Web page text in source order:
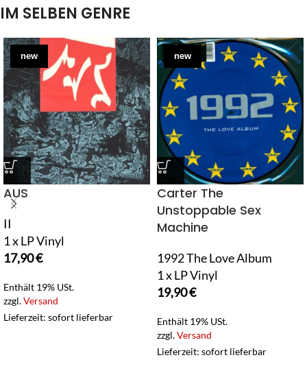
IM SELBEN GENRE
new
AUS
II
1 x LP Vinyl
17,90€
Enthält 19% USt.
zzgl.Versand
Lieferzeit: sofort lieferbar
new
Carter The
Unstoppable Sex
Machine
1992 The Love Album
1 x LP Vinyl
19,90€
Enthält 19% USt.
zzgl.Versand
Lieferzeit: sofort lieferbar